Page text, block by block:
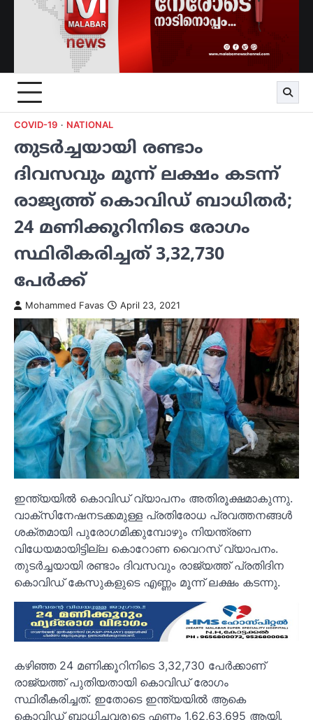
COVID-19 NATIONAL
തുടര്‍ച്ചയായി രണ്ടാം
ദിവസവും മൂന്ന് ലക്ഷം കടന്ന്
രാജ്യത്ത് കൊവിഡ് ബാധിതര്‍;
24 മണിക്കൂറിനിടെ രോഗം
സ്ഥിരീകരിച്ചത് 3,32,730
പേര്‍ക്ക്
Mohammed Favas April 23, 2021
ഇന്ത്യയില്‍ കൊവിഡ് വ്യാപനം അതിരൂക്ഷമാകുന്നു.
വാക്‌സിനേഷനടക്കമുള്ള പ്രതിരോധ പ്രവത്തനങ്ങള്‍
ശക്തമായി പുരോഗമിക്കുമ്പോഴും നിയന്ത്രണ
വിധേയമായിട്ടില്ല കൊറോണ വൈറസ് വ്യാപനം.
തുടര്‍ച്ചയായി രണ്ടാം ദിവസവും രാജ്യത്ത് പ്രതിദിന
കൊവിഡ് കേസുകളുടെ എണ്ണം മൂന്ന് ലക്ഷം കടന്നു.
കഴിഞ്ഞ 24 മണിക്കൂറിനിടെ 3,32,730 പേര്‍ക്കാണ്
രാജ്യത്ത് പുതിയതായി കൊവിഡ് രോഗം
സ്ഥിരീകരിച്ചത്. ഇതോടെ ഇന്ത്യയില്‍ ആകെ
കൊവിഡ് ബാധിച്ചവരുടെ എണ്ണം 1,62,63,695 ആയി.